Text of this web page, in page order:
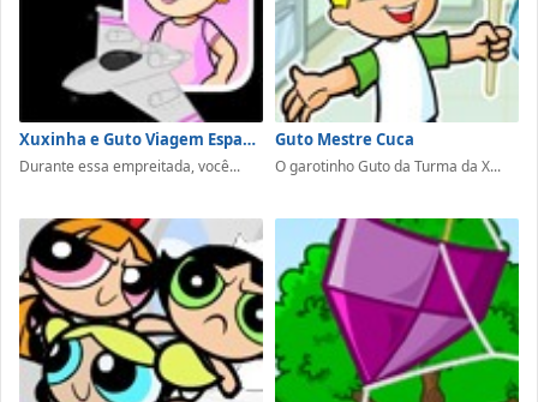
Xuxinha e Guto Viagem Espacial
Durante essa empreitada, você...
Guto Mestre Cuca
O garotinho Guto da Turma da X...